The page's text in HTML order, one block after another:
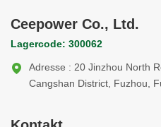
Ceepower Co., Ltd.
Lagercode: 300062
Adresse : 20 Jinzhou North
Cangshan District, Fuzhou,